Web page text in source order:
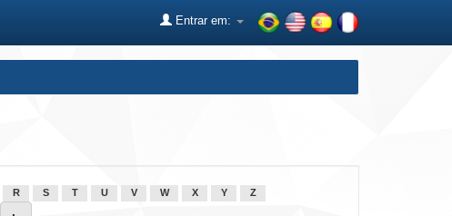
Entrar em:
R S T U V W X Y Z